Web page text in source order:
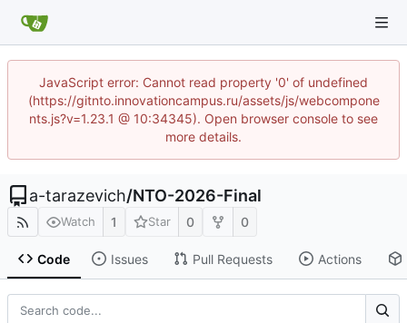
JavaScript error: Cannot read property '0' of undefined
(https://gitnto.innovationcampus.ru/assets/js/webcompone
nts.js?v=1.23.1 @ 10:34345). Open browser console to see
more details.
a-tarazevich/NTO-2026-Final
Watch 1 Star 0 0
Code Issues Pull Requests Actions